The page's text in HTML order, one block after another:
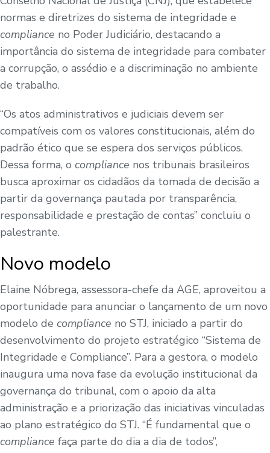
normas e diretrizes do sistema de integridade e
compliance no Poder Judiciário, destacando a
importância do sistema de integridade para combater
a corrupção, o assédio e a discriminação no ambiente
de trabalho.
“Os atos administrativos e judiciais devem ser
compatíveis com os valores constitucionais, além do
padrão ético que se espera dos serviços públicos.
Dessa forma, o compliance nos tribunais brasileiros
busca aproximar os cidadãos da tomada de decisão a
partir da governança pautada por transparência,
responsabilidade e prestação de contas” concluiu o
palestrante.
Novo modelo
Elaine Nóbrega, assessora-chefe da AGE, aproveitou a
oportunidade para anunciar o lançamento de um novo
modelo de compliance no STJ, iniciado a partir do
desenvolvimento do projeto estratégico “Sistema de
Integridade e Compliance”. Para a gestora, o modelo
inaugura uma nova fase da evolução institucional da
governança do tribunal, com o apoio da alta
administração e a priorização das iniciativas vinculadas
ao plano estratégico do STJ. “É fundamental que o
compliance faça parte do dia a dia de todos”,